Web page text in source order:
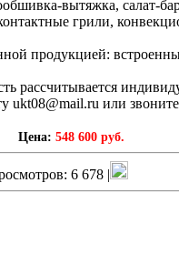
вытяжка, салат-
грили,
продукцией:
рассчитывается
ukt08@mail.ru или
Цена: 548 600 руб.
6 678 |